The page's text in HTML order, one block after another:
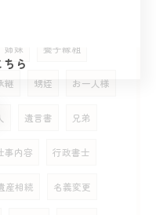
姉妹 養子縁組
継 甥姪 お一人様
遺言書 兄弟
事内容 行政書士
産相続 名義変更
ら
ら
ら